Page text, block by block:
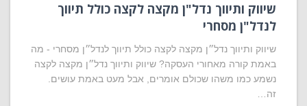
שיווק ותיווך נדל"ן מקצה לקצה כולל תיווך
לנדל"ן מסחרי
שיווק ותיווך נדל״ן מקצה לקצה כולל תיווך לנדל״ן מסחרי - מה
באמת קורה מאחורי העסקה? שיווק ותיווך נדל״ן מקצה לקצה
נשמע כמו משהו שכולם אומרים, אבל מעט באמת עושים.
זה…